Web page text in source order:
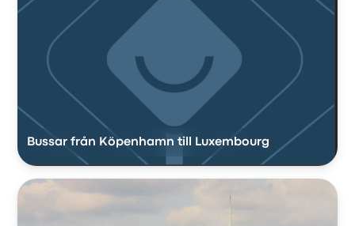
Bussar från Köpenhamn till Luxembourg